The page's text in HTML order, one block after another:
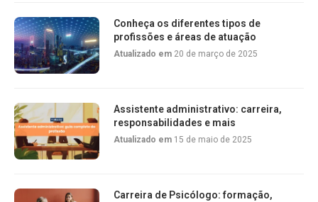
Conheça os diferentes tipos de
profissões e áreas de atuação
Atualizado em 20 de março de 2025
Assistente administrativo: carreira,
responsabilidades e mais
Atualizado em 15 de maio de 2025
Carreira de Psicólogo: formação,